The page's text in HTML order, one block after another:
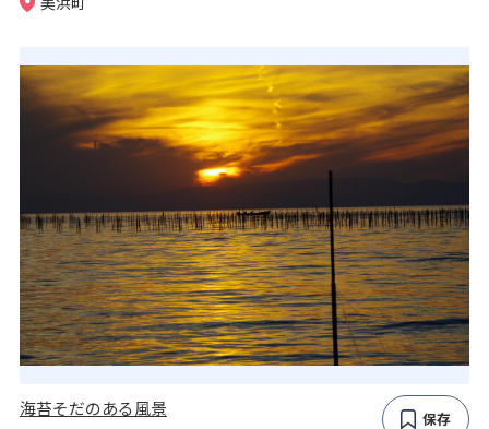
海苔そだのある風景 保存